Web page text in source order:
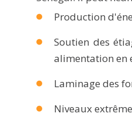
Production
Soutien des
alimentation en
Laminage des
Niveaux